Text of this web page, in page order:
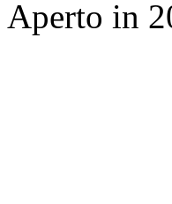
Aperto in